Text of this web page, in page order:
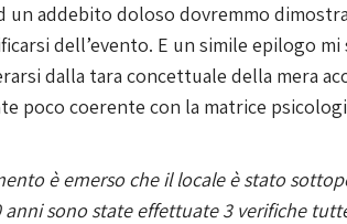
un addebito doloso dovremmo
dell’evento. E un simile epilogo
dalla tara concettuale della mera
coerente con la matrice
è emerso che il locale è stato
sono state effettuate 3 verifiche